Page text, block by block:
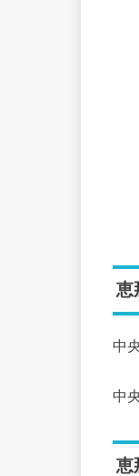
恵
中
中
恵